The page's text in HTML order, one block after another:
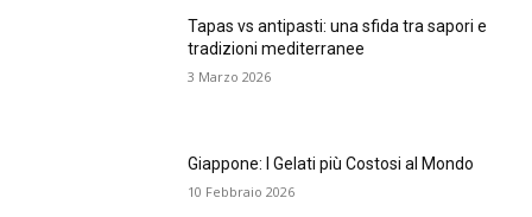
Tapas vs antipasti: una sfida tra sapori e
tradizioni mediterranee
3 Marzo 2026
Giappone: I Gelati più Costosi al Mondo
10 Febbraio 2026